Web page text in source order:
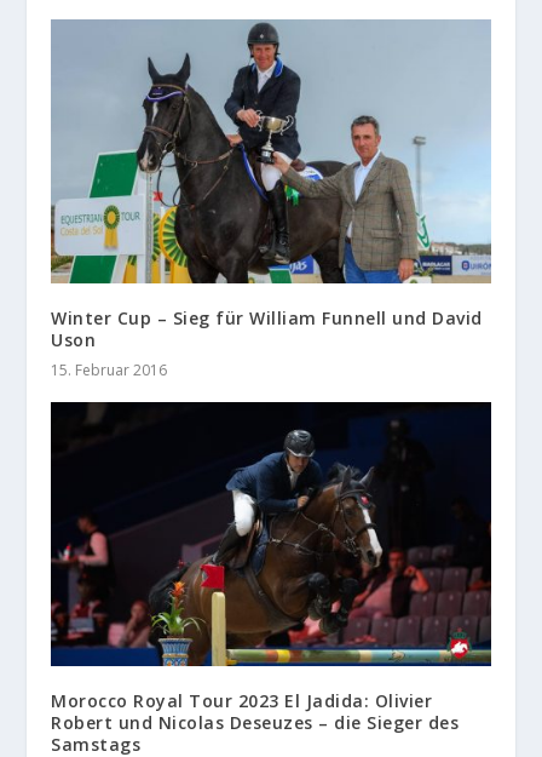
Winter Cup – Sieg für William Funnell und David
Uson
15. Februar 2016
Morocco Royal Tour 2023 El Jadida: Olivier
Robert und Nicolas Deseuzes – die Sieger des
Samstags